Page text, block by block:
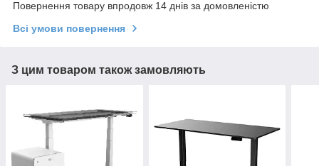
Повернення товару впродовж 14 днів за домовленістю
Всі умови повернення
З цим товаром також замовляють